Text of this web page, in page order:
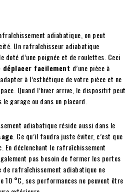
adiabatique, on peut
Un rafraîchisseur adiabatique
doté d’une poignée et de roulettes. Ceci
facilement d’une pièce à
à l’esthétique de votre pièce et ne
Quand l’hiver arrive, le dispositif peut
garage ou dans un placard.
adiabatique réside aussi dans le
. Ce qu’il faudra juste éviter, c’est que
En déclenchant le rafraîchissement
pas besoin de fermer les portes
rafraîchissement adiabatique ne
10 °C, ses performances ne peuvent être